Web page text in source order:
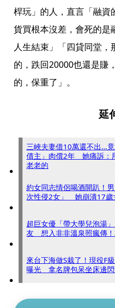
桿玩」的人，直言「融資
貨買根本沒差，會死的是
人生結束」「四貸同堂
的，跌回20000也還是賺
的，保重了」。
延
三峽夫妻借10萬還不出...
債主」肉償2年 她痛訴：
老老的
約女同志情侶喝酒開趴！
次性侵2女」 她崩潰17歲
超巨女優「帶大學兒泡湯
友 想入非非溫泉照瘋傳！
來台下海做S栽了！現役F
曝光 拿名牌包呆坐床邊